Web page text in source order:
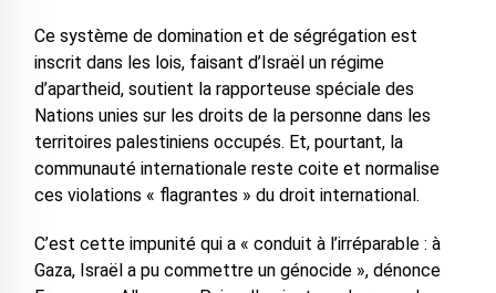
Ce système de domination et de ségrégation est
inscrit dans les lois, faisant d’Israël un régime
d’apartheid, soutient la rapporteuse spéciale des
Nations unies sur les droits de la personne dans les
territoires palestiniens occupés. Et, pourtant, la
communauté internationale reste coite et normalise
ces violations « flagrantes » du droit international.
C’est cette impunité qui a « conduit à l’irréparable : à
Gaza, Israël a pu commettre un génocide », dénonce